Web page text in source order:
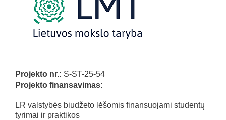
Projekto nr.: S-ST-25-54
Projekto finansavimas:
LR valstybės biudžeto lėšomis finansuojami studentų
tyrimai ir praktikos